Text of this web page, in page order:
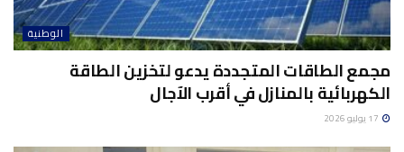
الوطنية
مجمع الطاقات المتجددة يدعو لتخزين الطاقة
الكهربائية بالمنازل في أقرب الآجال